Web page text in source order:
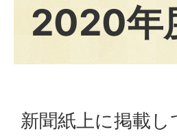
2020年
新聞紙上に掲載